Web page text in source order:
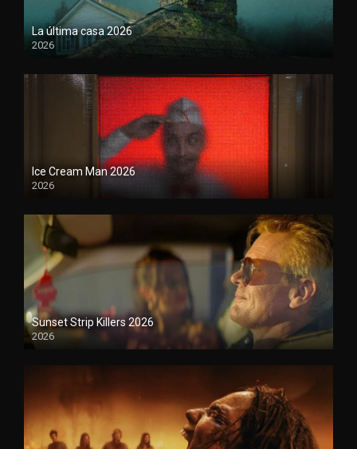
La última casa 2026
2026
Ice Cream Man 2026
2026
Sunset Strip Killers 2026
2026
1080P